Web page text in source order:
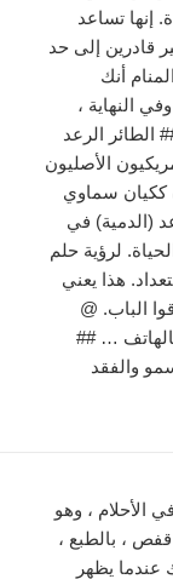
إنها تساعد
قادرين إلى حد
أنك
النهاية ،
الطائر الرعد
الأصليون
ككيان سماوي
(الدمية) في
لرؤية حلم
هذا يعني
الباب. @
… ##
والفقد
الأحلام ، وهو
قفص ، بالطبع ،
يظهر